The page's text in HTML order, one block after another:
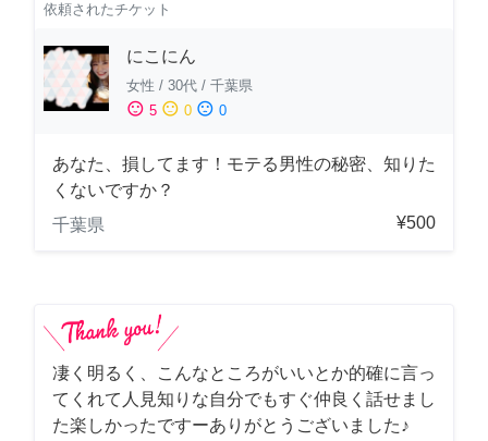
依頼されたチケット
にこにん
女性 / 30代 / 千葉県
sentiment_satisfied 5 sentiment_neutral 0 sentiment_dissatisfied 0
あなた、損してます！モテる男性の秘密、知りた
くないですか？
千葉県
¥500
凄く明るく、こんなところがいいとか的確に言っ
てくれて人見知りな自分でもすぐ仲良く話せまし
た楽しかったですーありがとうございました♪